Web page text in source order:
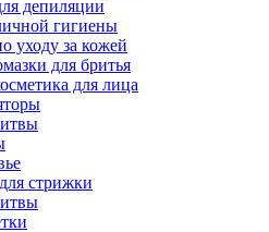
депиляции
гигиены
уходу за кожей
для бритья
для лица
стрижки